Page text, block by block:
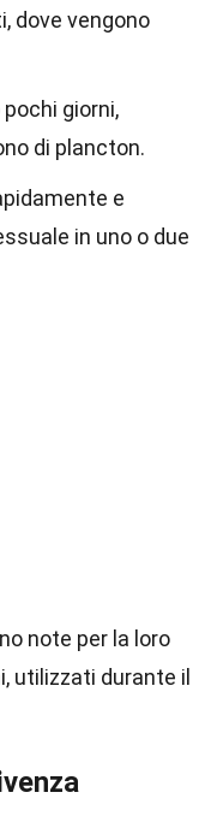
dove vengono
giorni,
di plancton.
e
in uno o due
note per la loro
utilizzati durante il